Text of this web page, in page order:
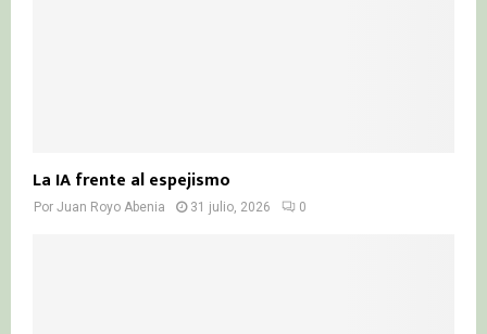
La IA frente al espejismo
Por Juan Royo Abenia 31 julio, 2026 0